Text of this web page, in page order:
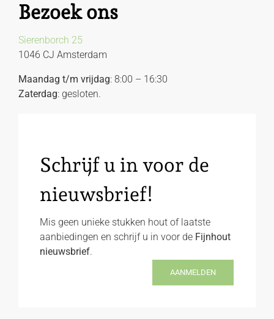
Bezoek ons
Sierenborch 25
1046 CJ Amsterdam
Maandag t/m vrijdag: 8:00 – 16:30
Zaterdag: gesloten.
Schrijf u in voor de
nieuwsbrief!
Mis geen unieke stukken hout of laatste
aanbiedingen en schrijf u in voor de Fijnhout
nieuwsbrief.
AANMELDEN